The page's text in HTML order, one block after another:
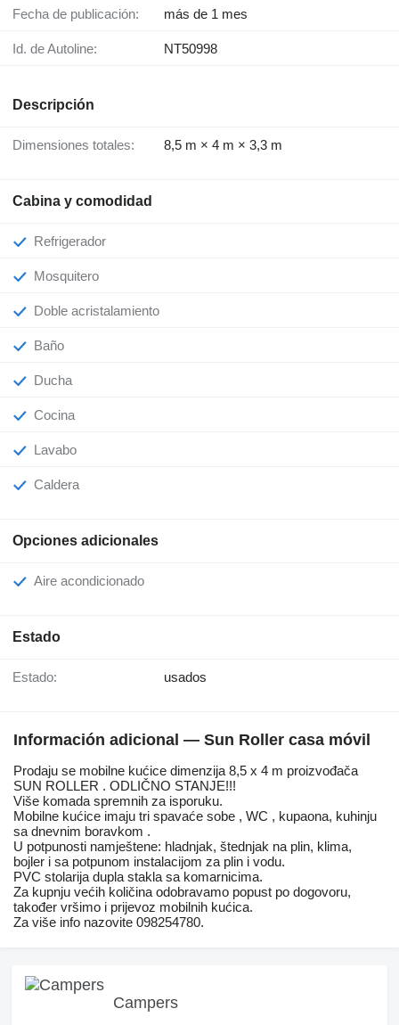
Fecha de publicación: más de 1 mes
Id. de Autoline: NT50998
Descripción
Dimensiones totales: 8,5 m × 4 m × 3,3 m
Cabina y comodidad
Refrigerador
Mosquitero
Doble acristalamiento
Baño
Ducha
Cocina
Lavabo
Caldera
Opciones adicionales
Aire acondicionado
Estado
Estado: usados
Información adicional — Sun Roller casa móvil
Prodaju se mobilne kućice dimenzija 8,5 x 4 m proizvođača
SUN ROLLER . ODLIČNO STANJE!!!
Više komada spremnih za isporuku.
Mobilne kućice imaju tri spavaće sobe , WC , kupaona, kuhinju
sa dnevnim boravkom .
U potpunosti namještene: hladnjak, štednjak na plin, klima,
bojler i sa potpunom instalacijom za plin i vodu.
PVC stolarija dupla stakla sa komarnicima.
Za kupnju većih količina odobravamo popust po dogovoru,
također vršimo i prijevoz mobilnih kućica.
Za više info nazovite 098254780.
Campers